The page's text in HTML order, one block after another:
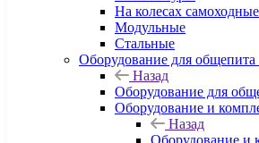
На колесах самоходные
Модульные
Стальные
Оборудование для общепита
Назад
Оборудование для
Оборудование и
Назад
Оборудование и